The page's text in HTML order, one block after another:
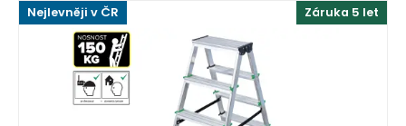
Záruka 5 let
Nejlevněji v ČR